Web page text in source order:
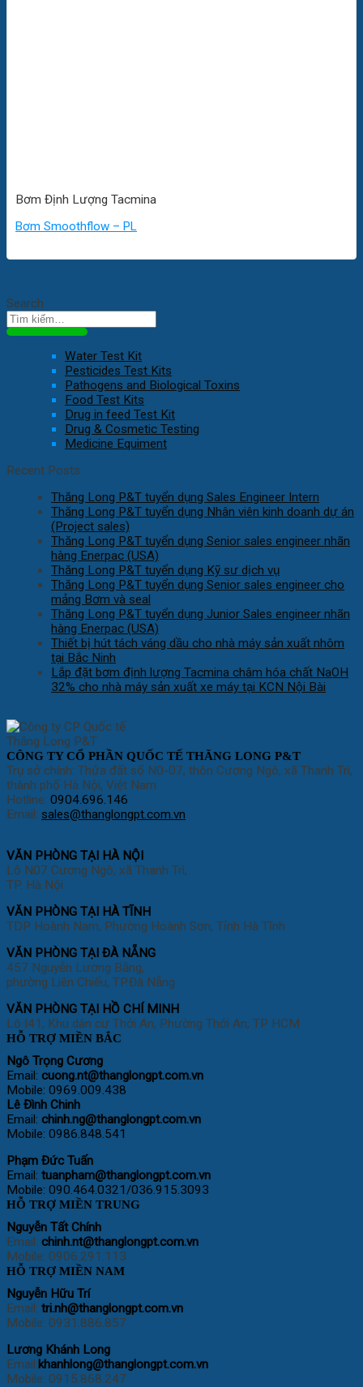
Bơm Định Lượng Tacmina
Bơm Smoothflow – PL
Search
Water Test Kit
Pesticides Test Kits
Pathogens and Biological Toxins
Food Test Kits
Drug in feed Test Kit
Drug & Cosmetic Testing
Medicine Equiment
Recent Posts
Thăng Long P&T tuyển dụng Sales Engineer Intern
Thăng Long P&T tuyển dụng Nhân viên kinh doanh dự án
(Project sales)
Thăng Long P&T tuyển dụng Senior sales engineer nhãn
hàng Enerpac (USA)
Thăng Long P&T tuyển dụng Kỹ sư dịch vụ
Thăng Long P&T tuyển dụng Senior sales engineer cho
mảng Bơm và seal
Thăng Long P&T tuyển dụng Junior Sales engineer nhãn
hàng Enerpac (USA)
Thiết bị hút tách váng dầu cho nhà máy sản xuất nhôm
tại Bắc Ninh
Lắp đặt bơm định lượng Tacmina châm hóa chất NaOH
32% cho nhà máy sản xuất xe máy tại KCN Nội Bài
CÔNG TY CỔ PHẦN QUỐC TẾ THĂNG LONG P&T
Trụ sở chính: Thửa đất số N0-07, thôn Cương Ngô, xã Thanh Trì,
thành phố Hà Nội, Việt Nam
Hotline: 0904.696.146
Email: sales@thanglongpt.com.vn
VĂN PHÒNG TẠI HÀ NỘI
Lô N07 Cương Ngô, xã Thanh Trì,
TP. Hà Nội
VĂN PHÒNG TẠI HÀ TĨNH
TDP Hoành Nam, Phường Hoành Sơn, Tỉnh Hà Tĩnh
VĂN PHÒNG TẠI ĐÀ NẴNG
457 Nguyễn Lương Bằng,
phường Liên Chiểu, TP.Đà Nẵng
VĂN PHÒNG TẠI HỒ CHÍ MINH
Lô I41, Khu dân cư Thới An, Phường Thới An, TP HCM
HỖ TRỢ MIỀN BẮC
Ngô Trọng Cương
Email: cuong.nt@thanglongpt.com.vn
Mobile: 0969.009.438
Lê Đình Chinh
Email: chinh.ng@thanglongpt.com.vn
Mobile: 0986.848.541
Phạm Đức Tuấn
Email: tuanpham@thanglongpt.com.vn
Mobile: 090.464.0321/036.915.3093
HỖ TRỢ MIỀN TRUNG
Nguyễn Tất Chính
Email: chinh.nt@thanglongpt.com.vn
Mobile: 0906.291.113
HỖ TRỢ MIỀN NAM
Nguyễn Hữu Trí
Email: tri.nh@thanglongpt.com.vn
Mobile: 0931.886.857
Lương Khánh Long
Email:khanhlong@thanglongpt.com.vn
Mobile: 0915.868.247